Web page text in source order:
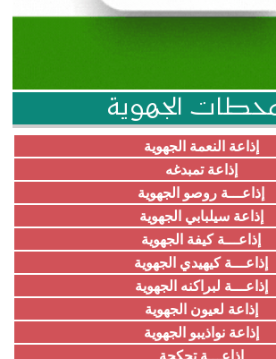
الجهوية
إذاعة النعمة الجهوية
إذاعة تمبدغه
إذاعـــة روصو الجهوية
إذاعة سيلبابي الجهوية
إذاعـــة كيفة الجهوية
إذاعـــة كيهيدي الجهوية
إذاعـــة لبراكنه الجهوية
إذاعة لعيون الجهوية
إذاعة نواذيبو الجهوية